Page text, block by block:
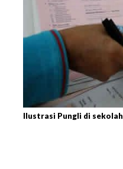
Ilustrasi Pungli di sekolah